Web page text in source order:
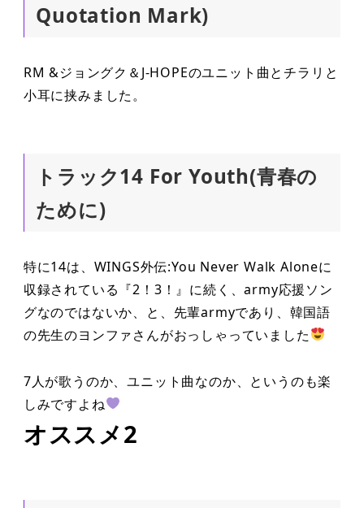
Quotation Mark)
RM &ジョングク＆J-HOPEのユニット曲とチラリと
小耳に挟みました。
トラック14 For Youth(青春の
ために)
特に14は、WINGS外伝:You Never Walk Aloneに
収録されている『2！3！』に続く、army応援ソン
グなのではないか、と、先輩armyであり、韓国語
の先生のヨンファさんがおっしゃっていました
7人が歌うのか、ユニット曲なのか、というのも楽
しみですよね
オススメ2